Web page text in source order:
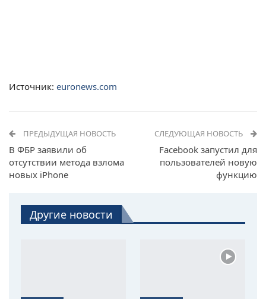
Источник: euronews.com
ПРЕДЫДУЩАЯ НОВОСТЬ
В ФБР заявили об
отсутствии метода взлома
новых iPhone
СЛЕДУЮЩАЯ НОВОСТЬ
Facebook запустил для
пользователей новую
функцию
Другие новости